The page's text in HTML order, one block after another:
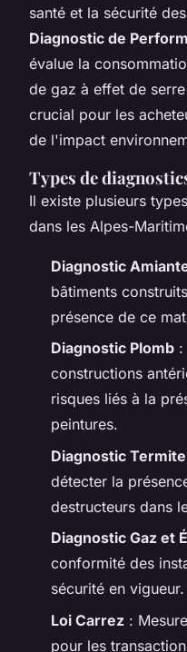
santé et la sécurité
Diagnostic de
évalue la
de gaz à effet de
crucial pour les
de l'impact
Types de
Il existe plusieurs
dans les Alpes-
Diagnostic
bâtiments
présence de ce
Diagnostic Plomb :
constructions
risques liés à la
peintures.
Diagnostic
détecter la
destructeurs dans
Diagnostic Gaz et
conformité des
sécurité en vigueur.
Loi Carrez :
pour les